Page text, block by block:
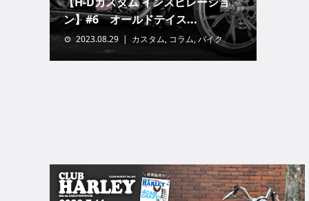
ン】#6 オールドテイス...
2023.08.29 カスタム, コラム,バイク